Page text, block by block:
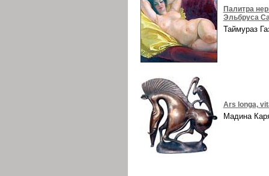
Палитра
Эльбруса
Таймураз
Ars longa,
Мадина